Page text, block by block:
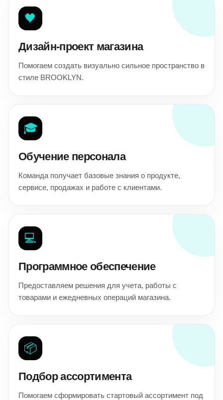
🖤
Дизайн-проект магазина
Помогаем создать визуально сильное пространство в
стиле BROOKLYN.
🎓
Обучение персонала
Команда получает базовые знания о продукте,
сервисе, продажах и работе с клиентами.
💻
Программное обеспечение
Предоставляем решения для учета, работы с
товарами и ежедневных операций магазина.
📦
Подбор ассортимента
Помогаем сформировать стартовый ассортимент под